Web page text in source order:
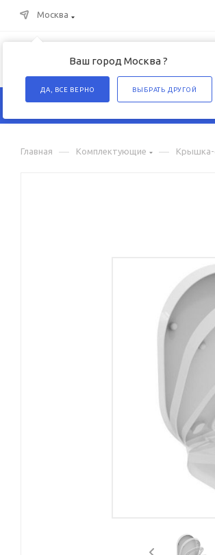
Москва
Ваш город Москва ?
ДА, ВСЕ ВЕРНО ВЫБРАТЬ ДРУГОЙ
КАТАЛОГ
Главная — Комплектующие — Крышка-